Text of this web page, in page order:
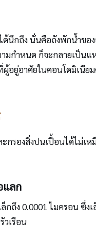
นึกถึง นั่นคือถังพักน้ำข
มกำหนด ก็จะกลายเป็
ผู้อยู่อาศัยในคอนโดมิเนี
รองสิ่งปนเปื้อนได้ไม่เ
แลก
กถึง 0.0001 ไมครอน ซึ่
วเรือน